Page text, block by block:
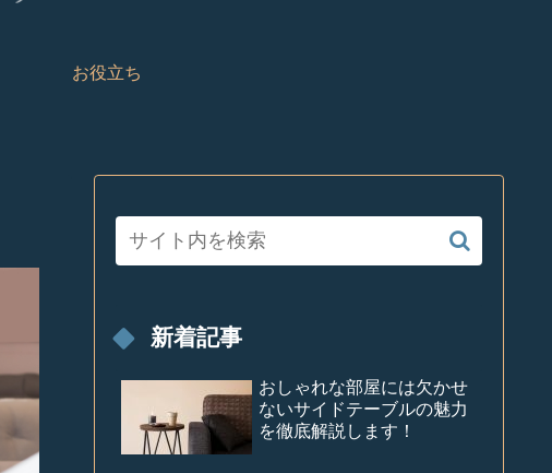
お役立ち
新着記事
おしゃれな部屋には欠かせ
ないサイドテーブルの魅力
を徹底解説します！